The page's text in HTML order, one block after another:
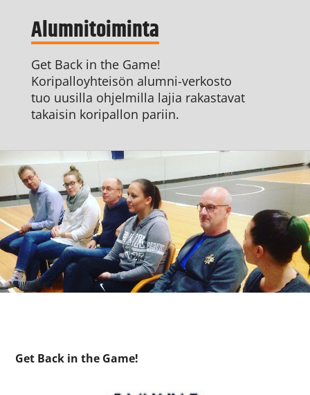
Alumnitoiminta
Get Back in the Game!
Koripalloyhteisön alumni-verkosto
tuo uusilla ohjelmilla lajia rakastavat
takaisin koripallon pariin.
Get Back in the Game!